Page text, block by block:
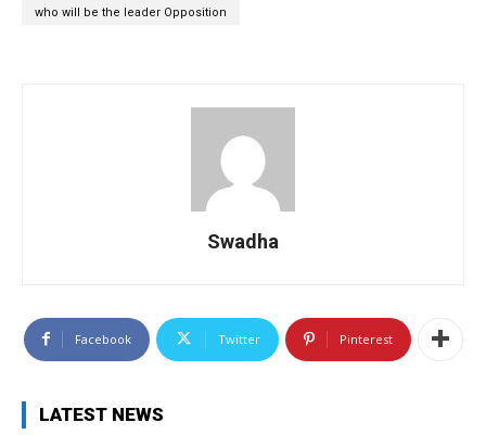
who will be the leader Opposition
Swadha
Facebook Twitter Pinterest
LATEST NEWS